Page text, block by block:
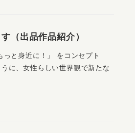
（出品作品紹介）
と身近に！」 をコンセプト
に、女性らしい世界観で新たな